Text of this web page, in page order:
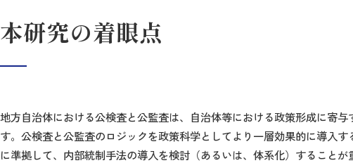
本研究の着眼点
地方自治体における公検査と公監査は、自治体等における政策形成に寄
す。公検査と公監査のロジックを政策科学としてより一層効果的に導入
に準拠して、内部統制手法の導入を検討（あるいは、体系化）すること